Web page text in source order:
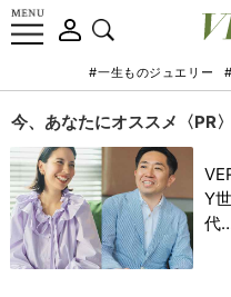
#一生ものジュエリー
今、あなたにオススメ〈PR〉
Y世
代